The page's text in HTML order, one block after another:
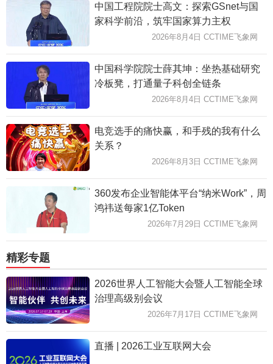
中国工程院院士高文：探索GSnet与国
家科学前沿，筑牢国家算力主权
2026年8月4日 CCTIME飞象网
中国科学院院士薛其坤：坐热基础研究
冷板凳，打通量子科创全链条
2026年8月4日 CCTIME飞象网
电竞选手的痛快赢，和手残的我有什么
关系？
2026年8月3日 CCTIME飞象网
360发布企业智能体平台“纳米Work”，周
鸿祎送每家1亿Token
2026年7月29日 CCTIME飞象网
精彩专题
2026世界人工智能大会暨人工智能全球
治理高级别会议
2026年7月17日 CCTIME飞象网
直播 | 2026工业互联网大会